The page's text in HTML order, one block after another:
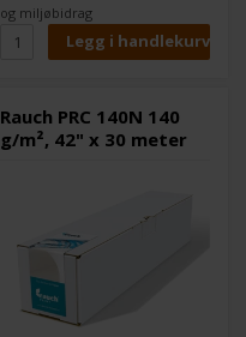
fargebriljans.
og miljøbidrag
Rauch PRC 140N 140
g/m², 42" x 30 meter